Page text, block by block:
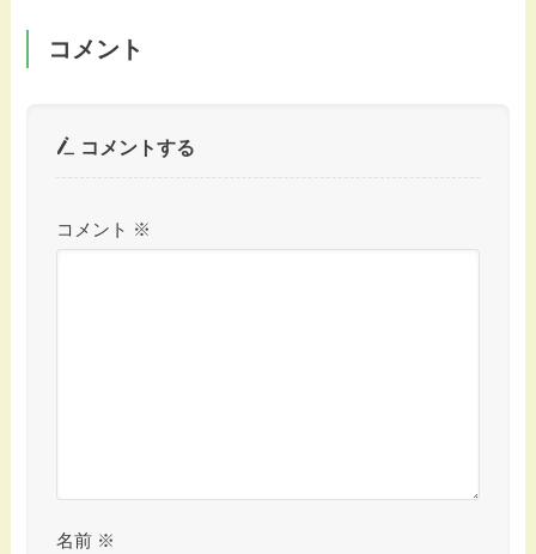
コメント
コメントする
コメント ※
名前 ※